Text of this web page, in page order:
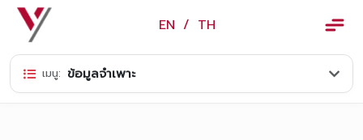
EN / TH ×
ข้อมูลวรจักร์ยนต์
เมนู: ข้อมูลจำเพาะ